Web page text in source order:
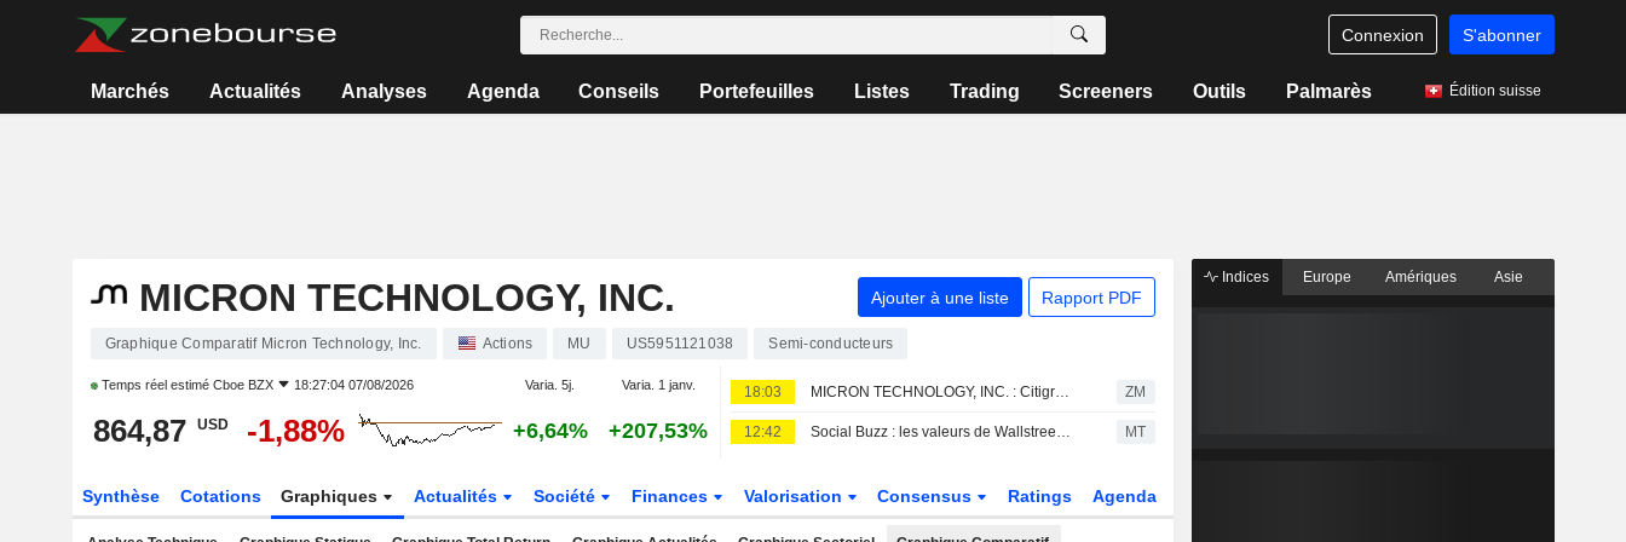
Connexion S'abonner
Marchés Actualités Analyses Agenda Conseils Portefeuilles Listes Trading Screeners Outils Palmarès Édition suisse
MICRON TECHNOLOGY, INC. Ajouter à une liste Rapport PDF
Graphique Comparatif Micron Technology, Inc. Actions MU US5951121038 Semi-conducteurs
Temps réel estimé Cboe BZX 18:27:04 07/08/2026 Varia. 5j. Varia. 1 janv.
864,87 USD -1,88% +6,64% +207,53%
18:03 MICRON TECHNOLOGY, INC. : Citigroup favorable sur le dossier ZM
12:42 Social Buzz : les valeurs de Wallstreetbets majoritairement en hausse avant l'ouverture vendredi ; Hertz Global progresse, Trade Desk chute MT
Synthèse Cotations Graphiques Actualités Société Finances Valorisation Consensus Ratings Agenda
Indices Europe Amériques Asie